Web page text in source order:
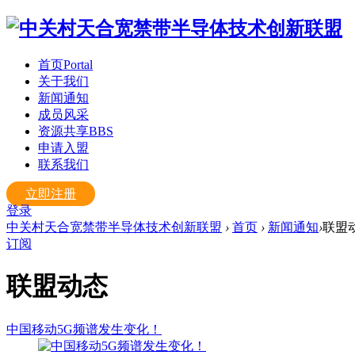
首页Portal
关于我们
新闻通知
成员风采
资源共享BBS
申请入盟
联系我们
立即注册
登录
中关村天合宽禁带半导体技术创新联盟 › 首页 › 新闻通知›联盟
订阅
联盟动态
中国移动5G频谱发生变化！